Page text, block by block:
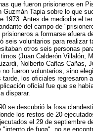
que fueron prisioneros en
Guzmán Tapia sobre lo que
1973. Antes de mediodia el
del campo de
prisioneros a formarse afuera
seis voluntarios para realizar
otros seis personas
(Juan Calderón Villalón,
Nolberto Cañas Cañas,
no fueron voluntarios, sino
tarde, los oficiales regresaron
oficial fue que se
disparar.
se descubrió la fosa
los restos de 20
el 29 de septiembre
"intento de fuga", no se